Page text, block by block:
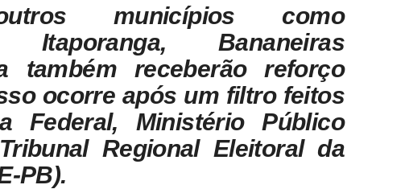
municípios como
Itaporanga, Bananeiras
também receberão reforço
ocorre após um filtro feitos
Federal, Ministério Público
Regional Eleitoral da
PB).